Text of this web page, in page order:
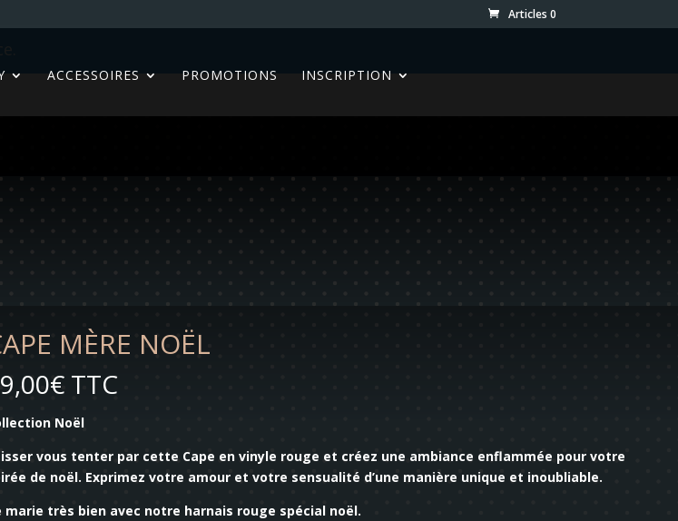
Articles 0
ACCESSOIRES PROMOTIONS INSCRIPTION
MÈRE NOËL
€ TTC
Noël
vous tenter par cette Cape en vinyle rouge et créez une ambiance enflammée pour votre
de noël. Exprimez votre amour et votre sensualité d’une manière unique et inoubliable.
marie très bien avec notre harnais rouge spécial noël.